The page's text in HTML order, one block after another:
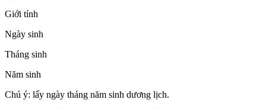
Giới tính
Ngày sinh
Tháng sinh
Năm sinh
Chú ý: lấy ngày tháng năm sinh dương lịch.